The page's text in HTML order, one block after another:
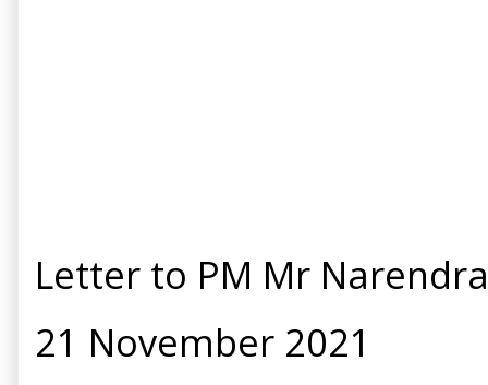
Letter to PM Mr
21 November 2021